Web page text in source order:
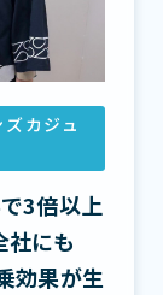
カジュ
3倍以上
社にも
効果が生